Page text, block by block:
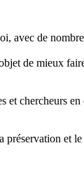
avec de
de mieux
chercheurs en
préservation et